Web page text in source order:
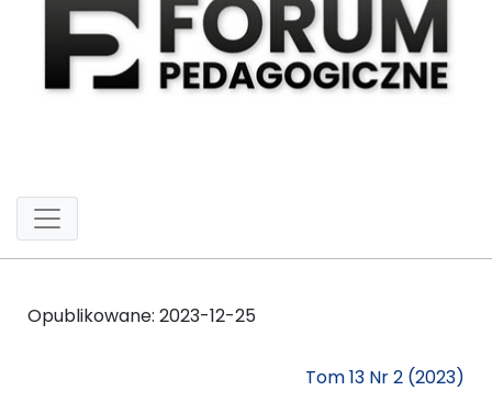
Opublikowane: 2023-12-25
Tom 13 Nr 2 (2023)